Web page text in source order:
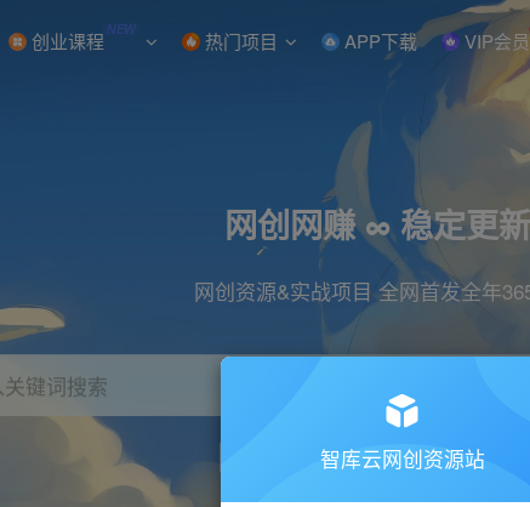
创业课程 NEW 热门项目 APP下载 VIP会员
网创网赚 ∞ 稳定更新
网创资源&实战项目 全网首发全年
键词搜索
直播 小红书 剪辑
智库云网创资源站